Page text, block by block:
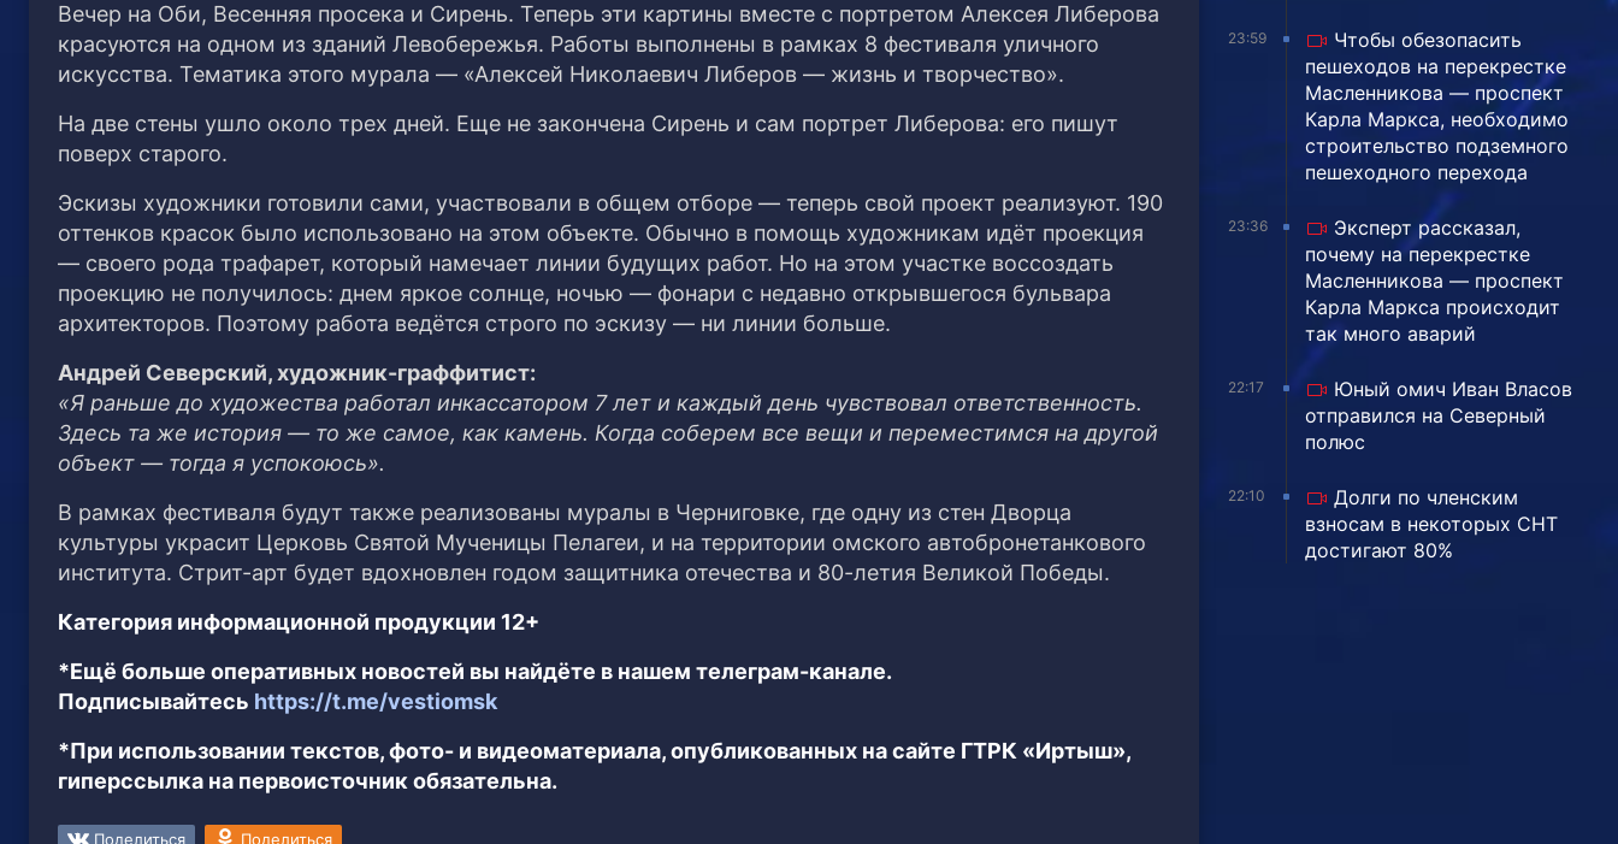
Вечер на Оби, Весенняя просека и Сирень. Теперь эти картины вместе с портретом Алексея Либерова
красуются на одном из зданий Левобережья. Работы выполнены в рамках 8 фестиваля уличного
искусства. Тематика этого мурала — «Алексей Николаевич Либеров — жизнь и творчество».
На две стены ушло около трех дней. Еще не закончена Сирень и сам портрет Либерова: его пишут
поверх старого.
Эскизы художники готовили сами, участвовали в общем отборе — теперь свой проект реализуют. 190
оттенков красок было использовано на этом объекте. Обычно в помощь художникам идёт проекция
— своего рода трафарет, который намечает линии будущих работ. Но на этом участке воссоздать
проекцию не получилось: днем яркое солнце, ночью — фонари с недавно открывшегося бульвара
архитекторов. Поэтому работа ведётся строго по эскизу — ни линии больше.
Андрей Северский, художник-граффитист:
«Я раньше до художества работал инкассатором 7 лет и каждый день чувствовал ответственность.
Здесь та же история — то же самое, как камень. Когда соберем все вещи и переместимся на другой
объект — тогда я успокоюсь».
В рамках фестиваля будут также реализованы муралы в Черниговке, где одну из стен Дворца
культуры украсит Церковь Святой Мученицы Пелагеи, и на территории омского автобронетанкового
института. Стрит-арт будет вдохновлен годом защитника отечества и 80-летия Великой Победы.
Категория информационной продукции 12+
*Ещё больше оперативных новостей вы найдёте в нашем телеграм-канале.
Подписывайтесь https://t.me/vestiomsk
*При использовании текстов, фото- и видеоматериала, опубликованных на сайте ГТРК «Иртыш»,
гиперссылка на первоисточник обязательна.
Поделиться Поделиться
23:59
Чтобы обезопасить
пешеходов на перекрестке
Масленникова — проспект
Карла Маркса, необходимо
строительство подземного
пешеходного перехода
23:36
Эксперт рассказал,
почему на перекрестке
Масленникова — проспект
Карла Маркса происходит
так много аварий
22:17
Юный омич Иван Власов
отправился на Северный
полюс
22:10
Долги по членским
взносам в некоторых СНТ
достигают 80%